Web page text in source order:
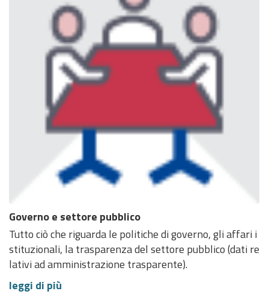
Governo e settore pubblico
Tutto ciò che riguarda le politiche di governo, gli affari i
stituzionali, la trasparenza del settore pubblico (dati re
lativi ad amministrazione trasparente).
leggi di più